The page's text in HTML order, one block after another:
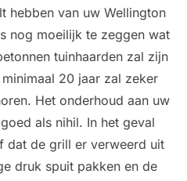
hebben van uw Wellington
nog moeilijk te zeggen wat
tuinhaarden zal zijn
20 jaar zal zeker
Het onderhoud aan uw
als nihil. In het geval
dat de grill er verweerd uit
druk spuit pakken en de